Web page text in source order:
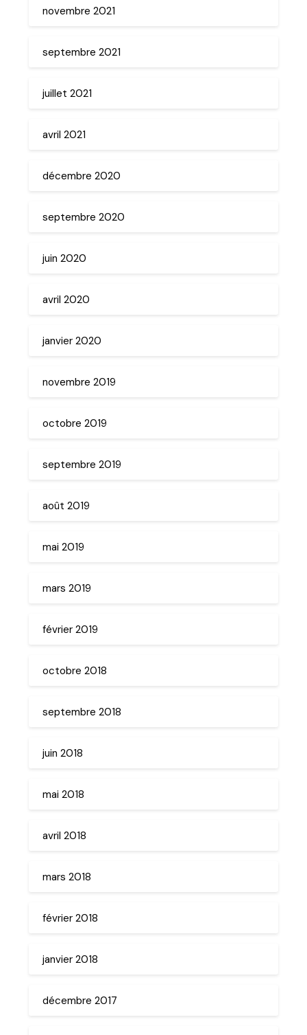
novembre 2021
septembre 2021
juillet 2021
avril 2021
décembre 2020
septembre 2020
juin 2020
avril 2020
janvier 2020
novembre 2019
octobre 2019
septembre 2019
août 2019
mai 2019
mars 2019
février 2019
octobre 2018
septembre 2018
juin 2018
mai 2018
avril 2018
mars 2018
février 2018
janvier 2018
décembre 2017